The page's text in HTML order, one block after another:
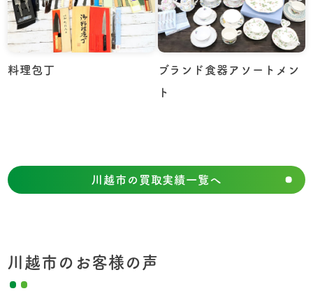
料理包丁
ブランド食器アソートメン
ト
川越市の買取実績一覧へ
川越市のお客様の声